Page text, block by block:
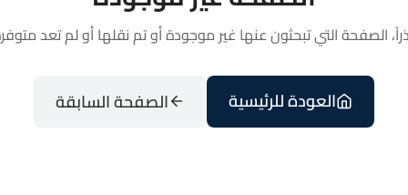
الصفحة التي تبحثون عنها غير موجودة أو تم نقلها أو لم تعد
العودة للرئيسية الصفحة السابقة